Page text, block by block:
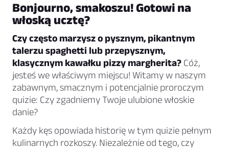
Bonjourno, smakoszu! Gotowi na
włoską ucztę?
Czy często marzysz o pysznym, pikantnym
talerzu spaghetti lub przepysznym,
klasycznym kawałku pizzy margherita? Cóż,
jesteś we właściwym miejscu! Witamy w naszym
zabawnym, smacznym i potencjalnie proroczym
quizie: Czy zgadniemy Twoje ulubione włoskie
danie?
Każdy kęs opowiada historię w tym quizie pełnym
kulinarnych rozkoszy. Niezależnie od tego, czy